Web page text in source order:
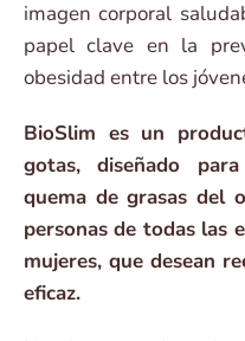
imagen corporal
papel clave en la
obesidad entre los
BioSlim es un
gotas, diseñado
quema de grasas del
personas de todas las
mujeres, que desean
eficaz.